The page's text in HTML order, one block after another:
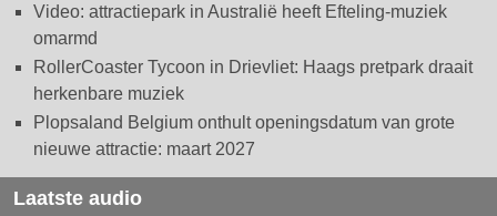
Video: attractiepark in Australië heeft Efteling-muziek
omarmd
RollerCoaster Tycoon in Drievliet: Haags pretpark draait
herkenbare muziek
Plopsaland Belgium onthult openingsdatum van grote
nieuwe attractie: maart 2027
Laatste audio